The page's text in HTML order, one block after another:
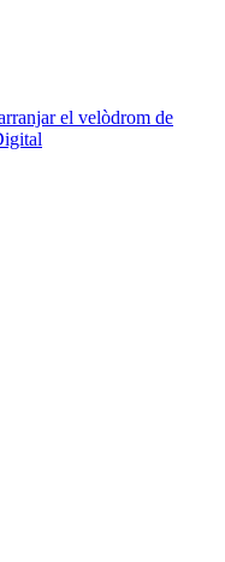
el velòdrom de